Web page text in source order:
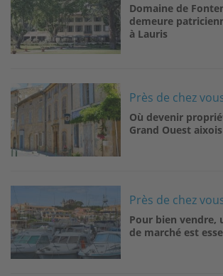
Domaine de
demeure
à Lauris
Image
Près de chez
Où devenir
Grand Ouest aixois
Image
Près de chez
Pour bien vendre,
de marché est